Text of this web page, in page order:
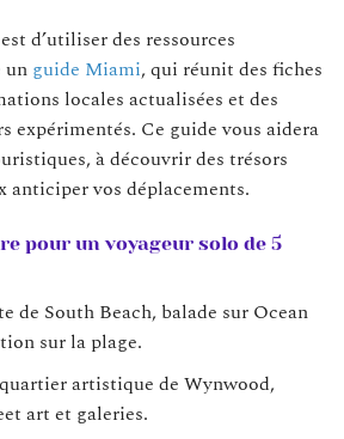
d’utiliser des ressources
un guide Miami, qui réunit des fiches
locales actualisées et des
expérimentés. Ce guide vous aidera
à découvrir des trésors
anticiper vos déplacements.
pour un voyageur solo de 5
de South Beach, balade sur Ocean
sur la plage.
artistique de Wynwood,
art et galeries.